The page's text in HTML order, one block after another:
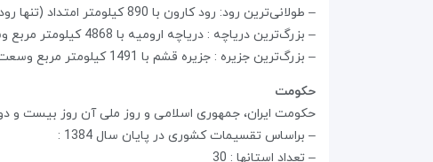
– طولانی‌ترین رود: رود کارون با 890 کیلومتر امتداد (تنها رود قابل کشتیرانی)
– بزرگ‌ترین دریاچه : دریاچه ارومیه با 4868 کیلومتر مربع وسعت
– بزرگ‌ترین جزیره : جزیره قشم با 1491 کیلومتر مربع وسعت
حکومت
حکومت ایران، جمهوری اسلامی و روز ملی آن روز بیست
– براساس تقسیمات کشوری در پایان سال 1384 :
– تعداد استانها : 30